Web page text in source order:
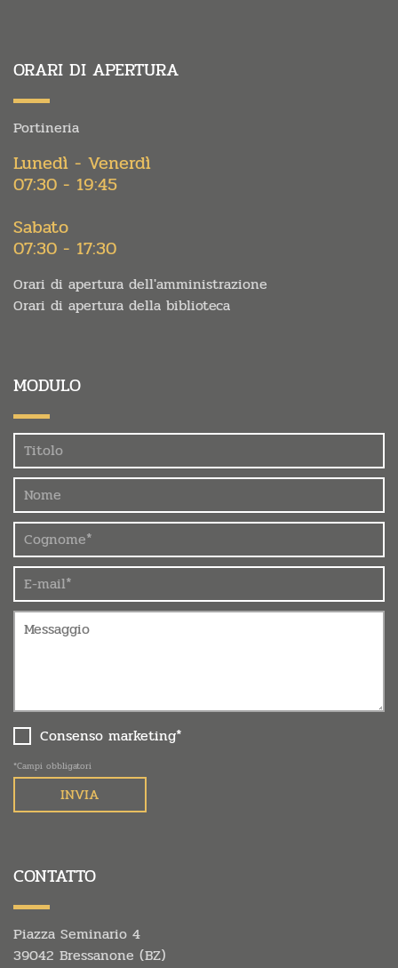
ORARI DI APERTURA
Portineria
Lunedì - Venerdì
07:30 - 19:45
Sabato
07:30 - 17:30
Orari di apertura dell'amministrazione
Orari di apertura della biblioteca
MODULO
Felder
Consenso marketing*
*Campi obbligatori
CONTATTO
Piazza Seminario 4
39042 Bressanone (BZ)